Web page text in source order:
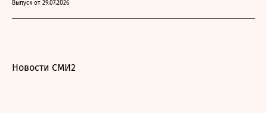
Выпуск от 29.07.2026
Новости СМИ2